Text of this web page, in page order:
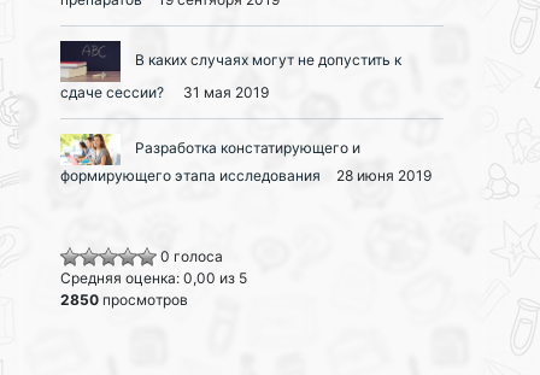
В каких случаях могут не допустить к
сдаче сессии?
31 мая 2019
Разработка констатирующего и
формирующего этапа исследования
28 июня 2019
0 голоса
Средняя оценка: 0,00 из 5
2850 просмотров